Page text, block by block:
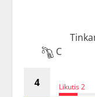
C
Likutis 2